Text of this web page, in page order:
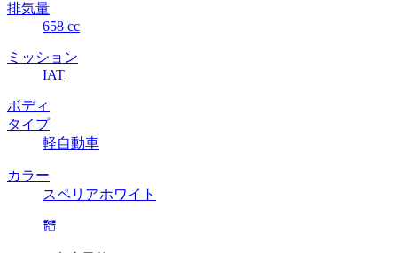
排気量
658 cc
ミッション
IAT
ボディ
タイプ
軽自動車
カラー
スペリアホワイト